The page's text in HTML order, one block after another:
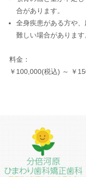
合があります。
全身疾患がある方や
難しい場合があります
料金：
￥100,000(税込) ～ ￥